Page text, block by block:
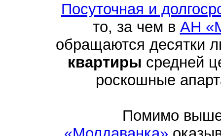
Посуточная и
то, за чем в АН
обращаются десятки
квартиры средней
роскошные
Помимо